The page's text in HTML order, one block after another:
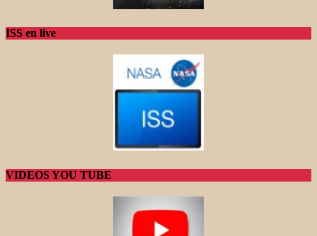
ISS en live
VIDEOS YOU TUBE